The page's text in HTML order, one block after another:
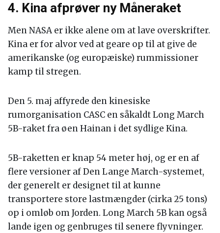
4. Kina afprøver ny Måneraket
Men NASA er ikke alene om at lave overskrifter.
Kina er for alvor ved at geare op til at give de
amerikanske (og europæiske) rummissioner
kamp til stregen.
Den 5. maj affyrede den kinesiske
rumorganisation CASC en såkaldt Long March
5B-raket fra øen Hainan i det sydlige Kina.
5B-raketten er knap 54 meter høj, og er en af
flere versioner af Den Lange March-systemet,
der generelt er designet til at kunne
transportere store lastmængder (cirka 25 tons)
op i omløb om Jorden. Long March 5B kan også
lande igen og genbruges til senere flyvninger.